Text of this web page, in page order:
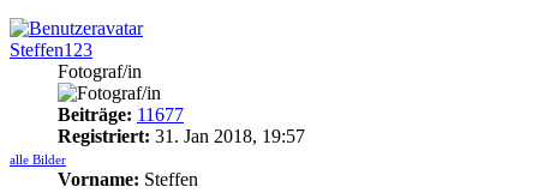
Steffen123
Fotograf/in
Beiträge: 11677
Registriert: 31. Jan 2018, 19:57
alle Bilder
Vorname: Steffen